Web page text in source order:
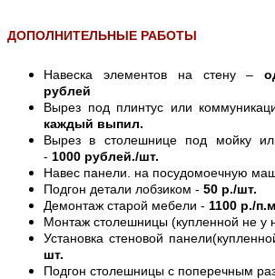
ДОПОЛНИТЕЛЬНЫЕ РАБОТЫ
Навеска элементов на стену –
рублей
Вырез под плинтус или
каждый выпил.
Вырез в столешнице под мойку
- 1000 рублей./шт.
Навес панели. на посудомоечную
Подгон детали лобзиком - 50 р./шт.
Демонтаж старой мебели - 1100 р./
Монтаж столешницы (купленной не у
Установка стеновой
шт.
Подгон столешницы с поперечным